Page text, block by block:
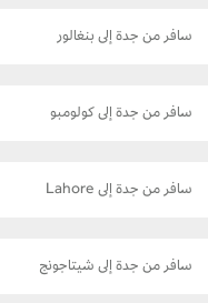
سافر من جدة إلى بنغالور
سافر من جدة إلى كولومبو
سافر من جدة إلى Lahore
سافر من جدة إلى شيتاجونج